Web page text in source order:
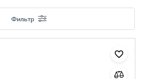
Фильтр